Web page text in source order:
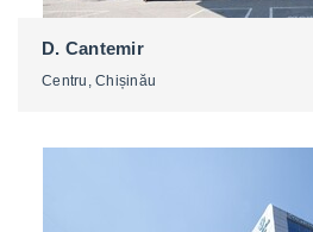
D. Cantemir
Centru, Chișinău